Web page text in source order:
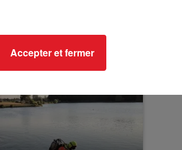
Accepter et fermer